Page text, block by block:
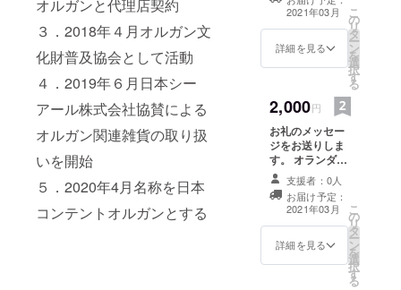
オルガンと代理店契約
３．2018年４月オルガン文
化財普及協会として活動
４．2019年６月日本シー
アール株式会社協賛による
オルガン関連雑貨の取り扱
いを開始
５．2020年4月名称を日本
コンテントオルガンとする
ポストカードを
提供します。 私
たちの活動に、
共感して頂いた
2021年03月
詳細を見る
こ
の
リ
タ
ー
ン
を
選
択
す
る
2,000円
お礼のメッセー
ジをお送りしま
す。 オランダコ
ンテントオルガ
ンオリジナルの
ポストカードを
提供します。 私
たちの活動に、
共感して頂いた
支援者：0人
お届け予定：
2021年03月
詳細を見る
こ
の
リ
タ
ー
ン
を
選
択
す
る